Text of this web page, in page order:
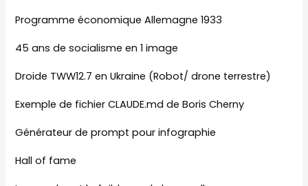
Programme économique Allemagne 1933
45 ans de socialisme en 1 image
Droide TWW12.7 en Ukraine (Robot/ drone terrestre)
Exemple de fichier CLAUDE.md de Boris Cherny
Générateur de prompt pour infographie
Hall of fame